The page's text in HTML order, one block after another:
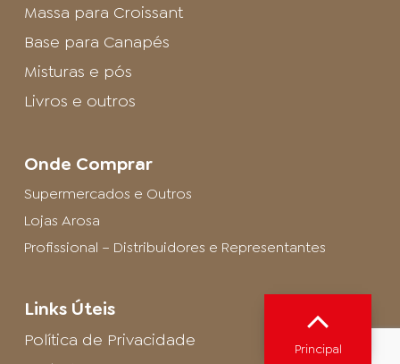
Massa para Croissant
Base para Canapés
Misturas e pós
Livros e outros
Onde Comprar
Supermercados e Outros
Lojas Arosa
Profissional – Distribuidores e Representantes
Links Úteis
Política de Privacidade
Principal